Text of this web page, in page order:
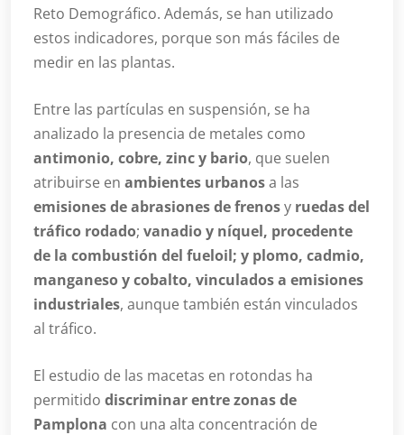
Reto Demográfico. Además, se han utilizado
estos indicadores, porque son más fáciles de
medir en las plantas.
Entre las partículas en suspensión, se ha
analizado la presencia de metales como
antimonio, cobre, zinc y bario, que suelen
atribuirse en ambientes urbanosa las
emisiones de abrasiones de frenosy ruedas del
tráfico rodado; vanadio y níquel, procedente
de la combustión del fueloil; y plomo, cadmio,
manganeso y cobalto, vinculados a emisiones
industriales, aunque también están vinculados
al tráfico.
El estudio de las macetas en rotondas ha
permitido discriminar entre zonas de
Pamplona con una alta concentración de